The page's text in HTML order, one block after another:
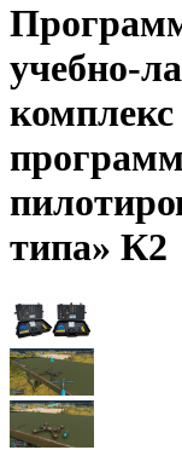
учебно-
типа» К2